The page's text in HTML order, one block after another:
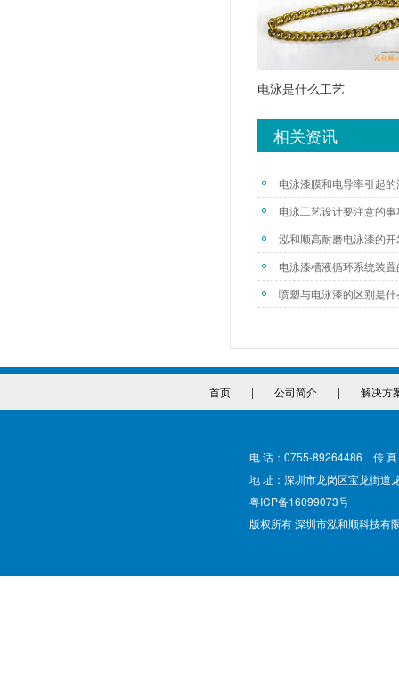
电泳是什么工艺
相关资讯
电泳漆膜和电导率引起
电泳工艺设计要注意的
泓和顺高耐磨电泳漆的
电泳漆槽液循环系统装
喷塑与电泳漆的区别是什
首页 | 公司简介 | 解决方
电 话：0755-89264486 传
地 址：深圳市龙岗区宝龙街道
粤ICP备16099073号
版权所有 深圳市泓和顺科技有